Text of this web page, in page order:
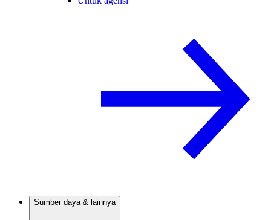
Sumber daya & lainnya